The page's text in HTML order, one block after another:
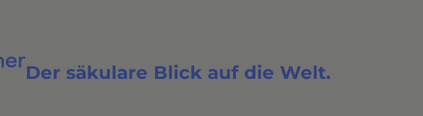
Der säkulare Blick auf die Welt.